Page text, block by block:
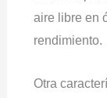
aire libre en
rendimiento.
Otra